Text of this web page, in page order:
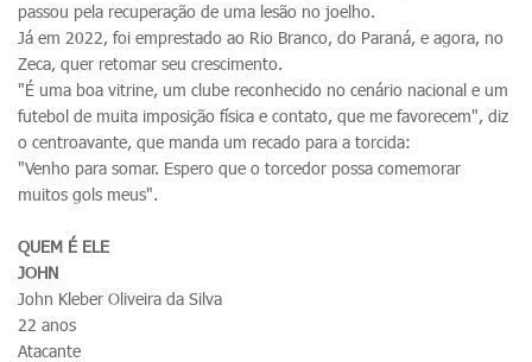
passou pela recuperação de uma lesão no joelho.
Já em 2022, foi emprestado ao Rio Branco, do Paraná, e agora, no
Zeca, quer retomar seu crescimento.
"É uma boa vitrine, um clube reconhecido no cenário nacional e um
futebol de muita imposição física e contato, que me favorecem", diz
o centroavante, que manda um recado para a torcida:
"Venho para somar. Espero que o torcedor possa comemorar
muitos gols meus".
QUEM É ELE
JOHN
John Kleber Oliveira da Silva
22 anos
Atacante